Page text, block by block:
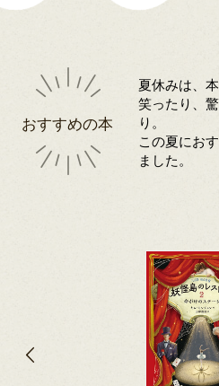
おすすめの本
夏休みは、
笑ったり、
り。
この夏にお
ました。